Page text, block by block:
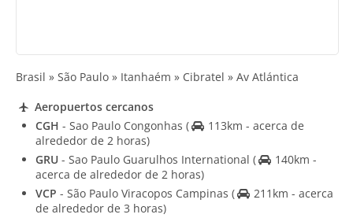
Brasil » São Paulo » Itanhaém » Cibratel » Av Atlántica
Aeropuertos cercanos
CGH - Sao Paulo Congonhas (
113km - acerca de
alrededor de 2 horas)
GRU - Sao Paulo Guarulhos International (
140km -
acerca de alrededor de 2 horas)
VCP - São Paulo Viracopos Campinas (
211km - acerca
de alrededor de 3 horas)